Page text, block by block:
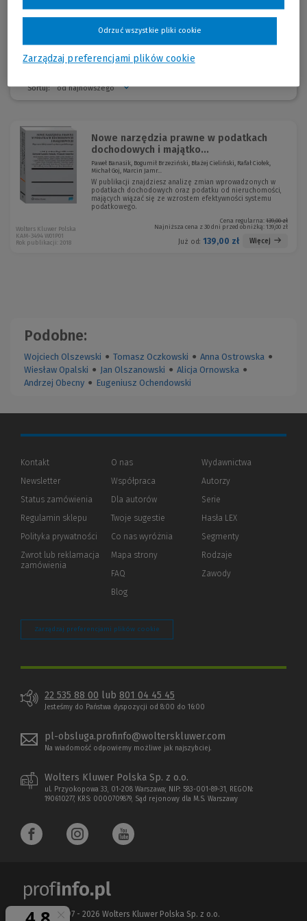
uwzględnieniem podatku dochodowego od osób prawnych.
Sortuj:
Nowe narzędzia prawne w podatkach
dochodowych i majątko...
Paweł Banasik, Bogumił Brzeziński, Błażej Cieliński, Rafał Ciołek,
Michał Goj, Marcin Jamr...
W publikacji znajdziesz analizę zmian wprowadzonych w
podatkach dochodowych oraz podatku od nieruchomości,
mających wiązać się ze wzrostem efektywności systemu
podatkowego.
Cena regularna: 139,00 zł
Najniższa cena z 30 dni przed obniżką: 139,00 zł
Już od: 139,00 zł Więcej
Wolters Kluwer Polska
KAM-3494 W01P01
Rok publikacji: 2018
Podobne:
Wojciech Olszewski ● Tomasz Oczkowski ● Anna Ostrowska ●
Wiesław Opalski ● Jan Olszanowski ● Alicja Ornowska ●
Andrzej Obecny ● Eugeniusz Ochendowski
Kontakt
Newsletter
Status zamówienia
Regulamin sklepu
Polityka prywatności (Nowe
(Link
innej
Zwrot lub reklamacja
zamówienia
O nas
Współpraca
Dla autorów(Nowe
(Link
innej
strony)
Twoje sugestie
Co nas wyróżnia
Mapa strony
FAQ
Blog
Wydawnictwa
Autorzy
Serie
Hasła LEX
Segmenty
Rodzaje
Zawody
Zarządzaj preferencjami plików cookie
22 535 88 00 lub 801 04 45 45
Jesteśmy do Państwa dyspozycji od 8:00 do 16:00
pl-obsluga.profinfo@wolterskluwer.com
Na wiadomość odpowiemy możliwe jak najszybciej.
Wolters Kluwer Polska Sp. z o.o.
ul. Przyokopowa 33, 01-208 Warszawa; NIP: 583-001-89-31, REGON:
190610277, KRS: 0000709879, Sąd rejonowy dla M.S. Warszawy
Copyright 1997 - 2026 Wolters Kluwer Polska Sp. z o.o.
Zarządzaj preferencjami plików cookie
Odrzuć wszystkie pliki cookie